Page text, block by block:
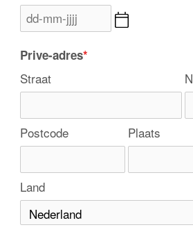
Prive-adres*
Straat
Postcode Plaats
Land